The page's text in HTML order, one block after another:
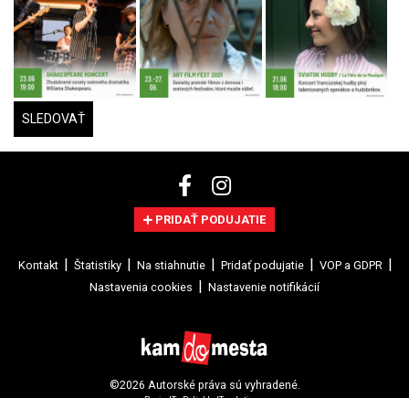
SLEDOVAŤ
PRIDAŤ PODUJATIE
Kontakt Štatistiky Na stiahnutie Pridať podujatie
VOP a GDPR
Nastavenia cookies
Nastavenie notifikácií
©2026 Autorské práva sú vyhradené.